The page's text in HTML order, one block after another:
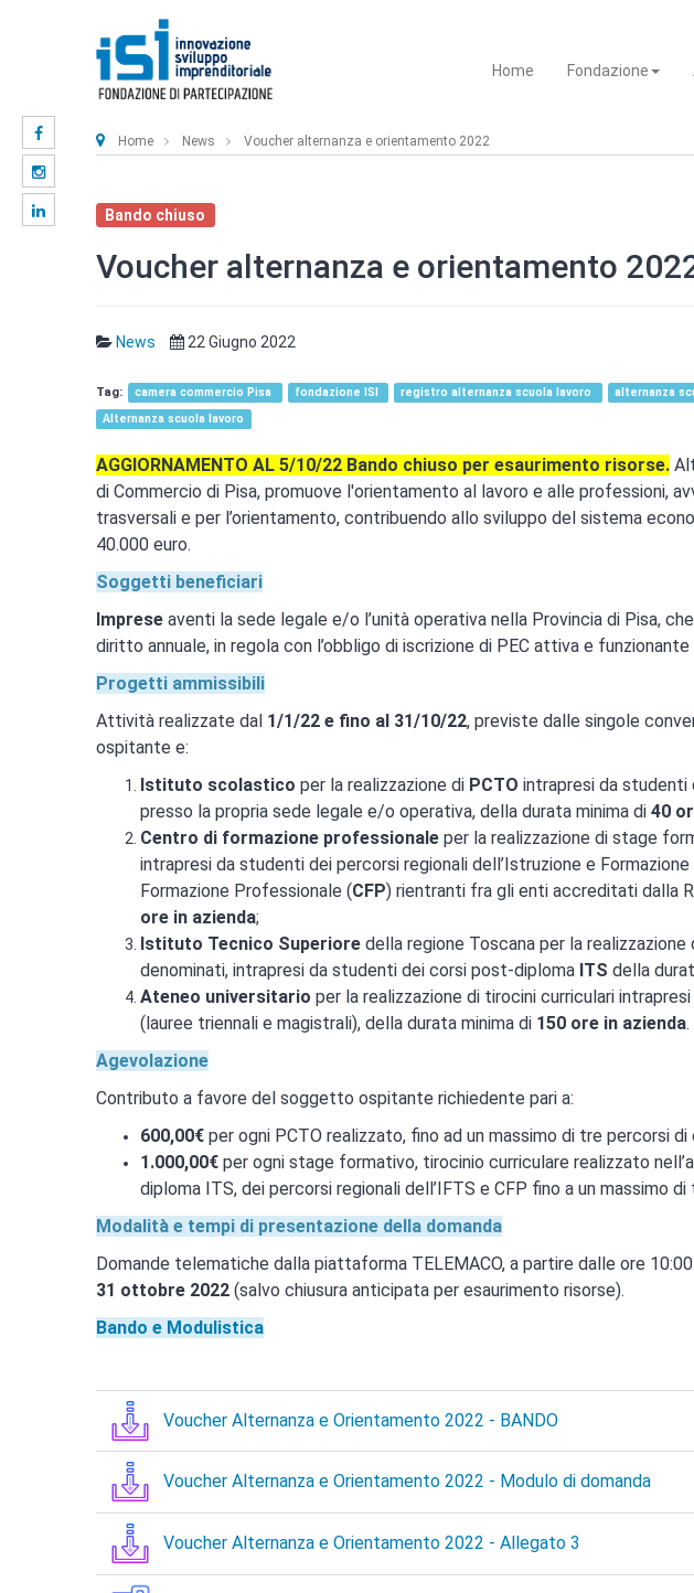
Home Fondazione
Home News Voucher alternanza e orientamento 2022
Bando chiuso
Voucher alternanza e orientamento
News 22 Giugno 2022
camera commercio Pisa fondazione ISI registro alternanza scuola lavoro alternanza
Alternanza scuola lavoro
AGGIORNAMENTO AL 5/10/22 Bando chiuso per esaurimento risorse.
di Commercio di Pisa, promuove l'orientamento al lavoro e alle professioni,
trasversali e per l’orientamento, contribuendo allo sviluppo del sistema
40.000 euro.
Soggetti beneficiari
Imprese aventi la sede legale e/o l’unità operativa nella Provincia di Pisa,
diritto annuale, in regola con l’obbligo di iscrizione di PEC attiva e funzionante
Progetti ammissibili
Attività realizzate dal 1/1/22 e fino al 31/10/22, previste dalle singole
ospitante e:
Istituto scolastico per la realizzazione di PCTO intrapresi da studenti
presso la propria sede legale e/o operativa, della durata minima di 40
Centro di formazione professionale per la realizzazione di stage
intrapresi da studenti dei percorsi regionali dell’Istruzione e
Formazione Professionale (CFP) rientranti fra gli enti accreditati dalla
ore in azienda;
Istituto Tecnico Superiore della regione Toscana per la
denominati, intrapresi da studenti dei corsi post-diploma ITS della
Ateneo universitario per la realizzazione di tirocini curriculari
(lauree triennali e magistrali), della durata minima di 150 ore in azienda.
Agevolazione
Contributo a favore del soggetto ospitante richiedente pari a:
600,00€ per ogni PCTO realizzato, fino ad un massimo di tre percorsi di
1.000,00€ per ogni stage formativo, tirocinio curriculare realizzato
diploma ITS, dei percorsi regionali dell’IFTS e CFP fino a un massimo
Modalità e tempi di presentazione della domanda
Domande telematiche dalla piattaforma TELEMACO, a partire dalle ore
31 ottobre 2022 (salvo chiusura anticipata per esaurimento risorse).
Bando e Modulistica
Voucher Alternanza e Orientamento 2022 - BANDO
Voucher Alternanza e Orientamento 2022 - Modulo di domanda
Voucher Alternanza e Orientamento 2022 - Allegato 3